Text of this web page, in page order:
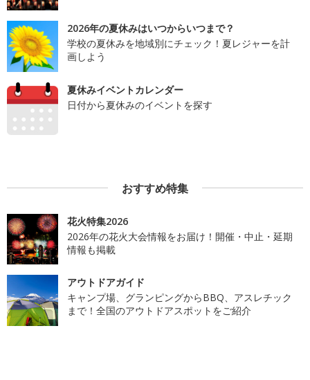
2026年の夏休みはいつからいつまで？
学校の夏休みを地域別にチェック！夏レジャーを計
画しよう
夏休みイベントカレンダー
日付から夏休みのイベントを探す
おすすめ特集
花火特集2026
2026年の花火大会情報をお届け！開催・中止・延期
情報も掲載
アウトドアガイド
キャンプ場、グランピングからBBQ、アスレチック
まで！全国のアウトドアスポットをご紹介